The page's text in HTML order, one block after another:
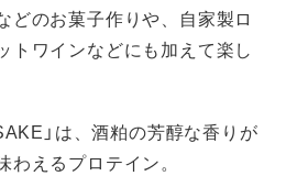
どのお菓子作りや、自家製ロ
トワインなどにも加えて楽し
」は、酒粕の芳醇な香りが
えるプロテイン。